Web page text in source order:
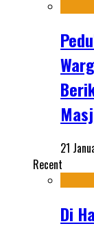
21
Recent
Di